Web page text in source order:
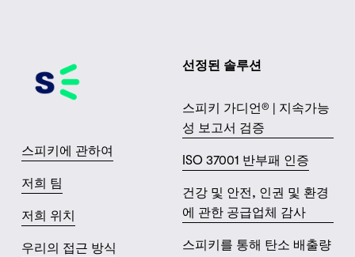
선정된 솔루션
스피키 가디언® | 지속가능
성 보고서 검증
ISO 37001 반부패 인증
건강 및 안전, 인권 및 환경
에 관한 공급업체 감사
스피키를 통해 탄소 배출량
스피키에 관하여
저희 팀
저희 위치
우리의 접근 방식